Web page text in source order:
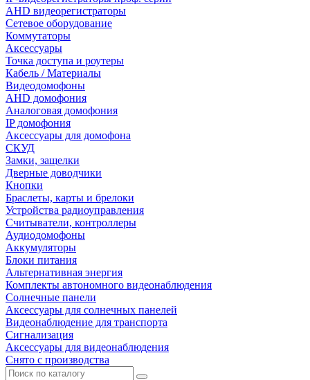
AHD видеорегистраторы
Сетевое оборудование
Коммутаторы
Аксессуары
Точка доступа и роутеры
Кабель / Материалы
Видеодомофоны
AHD домофония
Аналоговая домофония
IP домофония
Аксессуары для домофона
СКУД
Замки, защелки
Дверные доводчики
Кнопки
Браслеты, карты и брелоки
Устройства радиоуправления
Считыватели, контроллеры
Аудиодомофоны
Аккумуляторы
Блоки питания
Альтернативная энергия
Комплекты автономного видеонаблюдения
Солнечные панели
Аксессуары для солнечных панелей
Видеонаблюдение для транспорта
Сигнализация
Аксессуары для видеонаблюдения
Снято с производства